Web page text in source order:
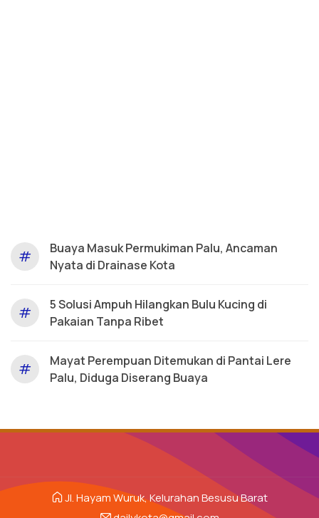
#
Buaya Masuk Permukiman Palu, Ancaman
Nyata di Drainase Kota
#
5 Solusi Ampuh Hilangkan Bulu Kucing di
Pakaian Tanpa Ribet
#
Mayat Perempuan Ditemukan di Pantai Lere
Palu, Diduga Diserang Buaya
Jl. Hayam Wuruk, Kelurahan Besusu Barat